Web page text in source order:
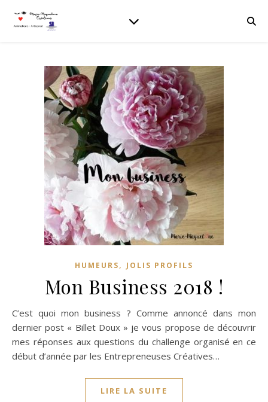
HUMEURS, JOLIS PROFILS
Mon Business 2018 !
C’est quoi mon business ? Comme annoncé dans mon
dernier post « Billet Doux » je vous propose de découvrir
mes réponses aux questions du challenge organisé en ce
début d’année par les Entrepreneuses Créatives…
LIRE LA SUITE